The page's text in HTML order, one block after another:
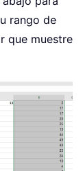
rango de
que muestre